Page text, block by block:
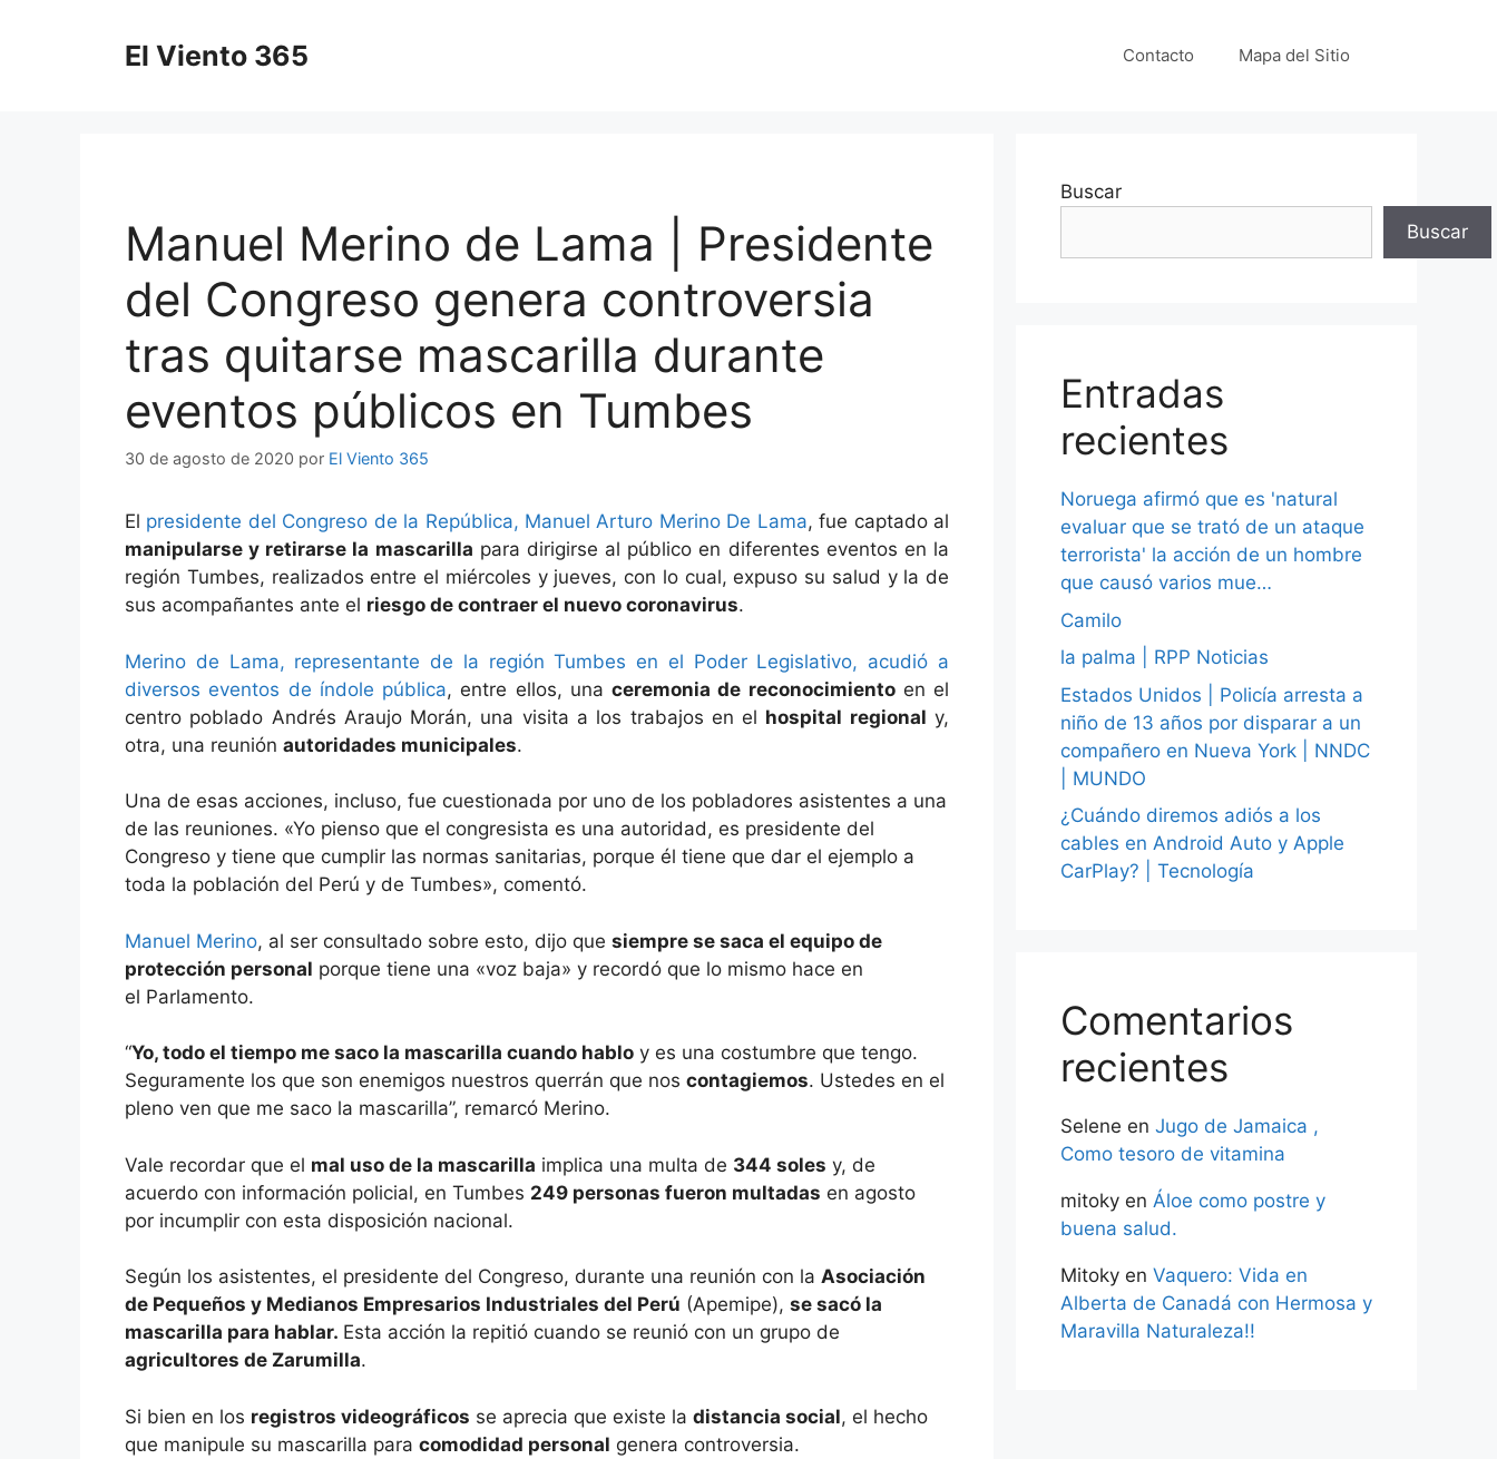
El Viento 365 Contacto Mapa del Sitio
Manuel Merino de Lama | Presidente
del Congreso genera controversia
tras quitarse mascarilla durante
eventos públicos en Tumbes
30 de agosto de 2020 por El Viento 365
El presidente del Congreso de la República, Manuel Arturo Merino De Lama, fue captado al
manipularse y retirarse la mascarilla para dirigirse al público en diferentes eventos en la
región Tumbes, realizados entre el miércoles y jueves, con lo cual, expuso su salud y la de
sus acompañantes ante el riesgo de contraer el nuevo coronavirus.
Merino de Lama, representante de la región Tumbes en el Poder Legislativo, acudió a
diversos eventos de índole pública, entre ellos, una ceremonia de reconocimientoen el
centro poblado Andrés Araujo Morán, una visita a los trabajos en el hospital regional y,
otra, una reunión autoridades municipales.
Una de esas acciones, incluso, fue cuestionada por uno de los pobladores asistentes a una
de las reuniones. «Yo pienso que el congresista es una autoridad, es presidente del
Congreso y tiene que cumplir las normas sanitarias, porque él tiene que dar el ejemplo a
toda la población del Perú y de Tumbes», comentó.
Manuel Merino, al ser consultado sobre esto, dijo que siempre se saca el equipo de
protección personal porque tiene una «voz baja» y recordó que lo mismo hace en
el Parlamento.
“Yo, todo el tiempo me saco la mascarilla cuando hablo y es una costumbre que tengo.
Seguramente los que son enemigos nuestros querrán que nos contagiemos. Ustedes en el
pleno ven que me saco la mascarilla”, remarcó Merino.
Vale recordar que el mal uso de la mascarilla implica una multa de 344 soles y, de
acuerdo con información policial, en Tumbes 249 personas fueron multadas en agosto
por incumplir con esta disposición nacional.
Según los asistentes, el presidente del Congreso, durante una reunión con la Asociación
de Pequeños y Medianos Empresarios Industriales del Perú (Apemipe), se sacó la
mascarilla para hablar. Esta acción la repitió cuando se reunió con un grupo de
agricultores de Zarumilla.
Si bien en los registros videográficos se aprecia que existe la distancia social, el hecho
que manipule su mascarilla para comodidad personal genera controversia.
Buscar
Buscar
Entradas
recientes
Noruega afirmó que es 'natural
evaluar que se trató de un ataque
terrorista' la acción de un hombre
que causó varios mue…
Camilo
la palma | RPP Noticias
Estados Unidos | Policía arresta a
niño de 13 años por disparar a un
compañero en Nueva York | NNDC
| MUNDO
¿Cuándo diremos adiós a los
cables en Android Auto y Apple
CarPlay? | Tecnología
Comentarios
recientes
Selene en Jugo de Jamaica ,
Como tesoro de vitamina
mitoky en Áloe como postre y
buena salud.
Mitoky en Vaquero: Vida en
Alberta de Canadá con Hermosa y
Maravilla Naturaleza!!